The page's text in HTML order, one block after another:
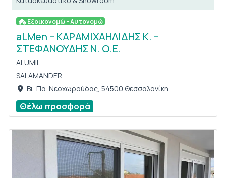
Εξοικονομώ - Αυτονομώ
aLMen – ΚΑΡΑΜΙΧΑΗΛΙΔΗΣ Κ. –
ΣΤΕΦΑΝΟΥΔΗΣ Ν. Ο.Ε.
ALUMIL
SALAMANDER
Βι. Πα. Νεοχωρούδας, 54500 Θεσσαλονίκη
Θέλω προσφορά